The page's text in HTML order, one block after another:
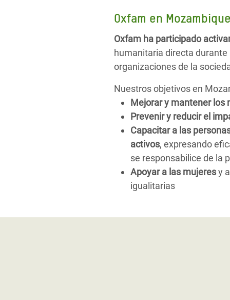
Oxfam en Mozambique
Oxfam ha participado
humanitaria directa
organizaciones de la
Nuestros objetivos en
Mejorar y mantener los
Prevenir y reducir el
Capacitar a las
activos, expresando
se responsabilice de la
Apoyar a las mujeresy
igualitarias